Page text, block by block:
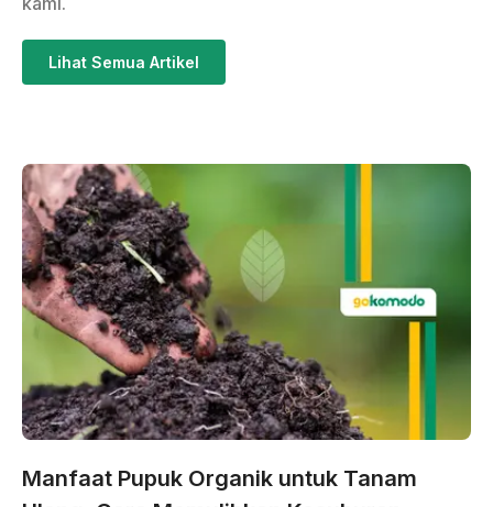
Lihat Semua Artikel
Manfaat Pupuk Organik untuk Tanam